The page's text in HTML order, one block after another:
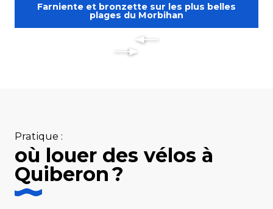
Farniente et bronzette sur les plus belles
plages du Morbihan
Pratique :
où louer des vélos à
Quiberon ?